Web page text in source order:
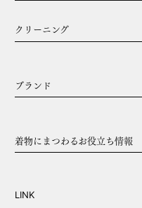
クリーニング
ブランド
着物にまつわるお役立ち情報
LINK